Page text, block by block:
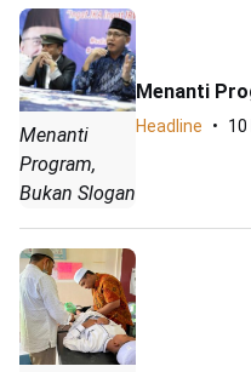
Menanti
Program,
Bukan Slogan
Menanti
Headline 10